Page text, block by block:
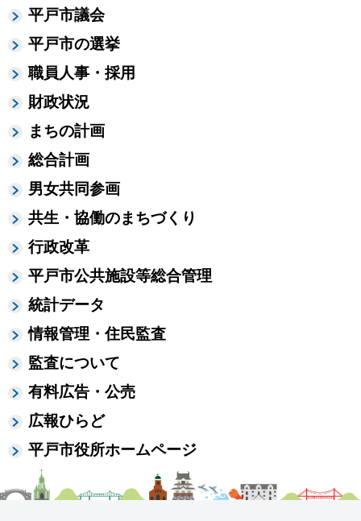
平戸市議会
平戸市の選挙
職員人事・採用
財政状況
まちの計画
総合計画
男女共同参画
共生・協働のまちづくり
行政改革
平戸市公共施設等総合管理
統計データ
情報管理・住民監査
監査について
有料広告・公売
広報ひらど
平戸市役所ホームページ